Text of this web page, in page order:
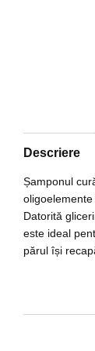
Descriere
Șamponul
Datorită
este ideal
părul își